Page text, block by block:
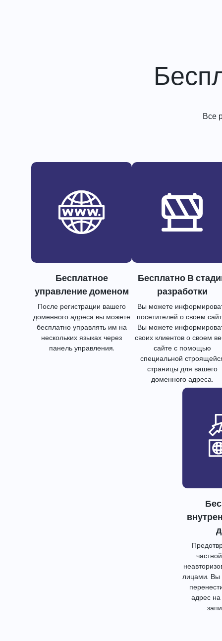
Все
Бесплатное
управление доменом
После регистрации вашего
доменного адреса вы можете
бесплатно управлять им на
нескольких языках через
панель управления.
Бесплатно В
разработки
Вы можете
посетителей о своем
Вы можете
своих клиентов о своем
сайте с помощью
специальной
страницы для вашего
доменного адреса.
лицами. Вы
адрес